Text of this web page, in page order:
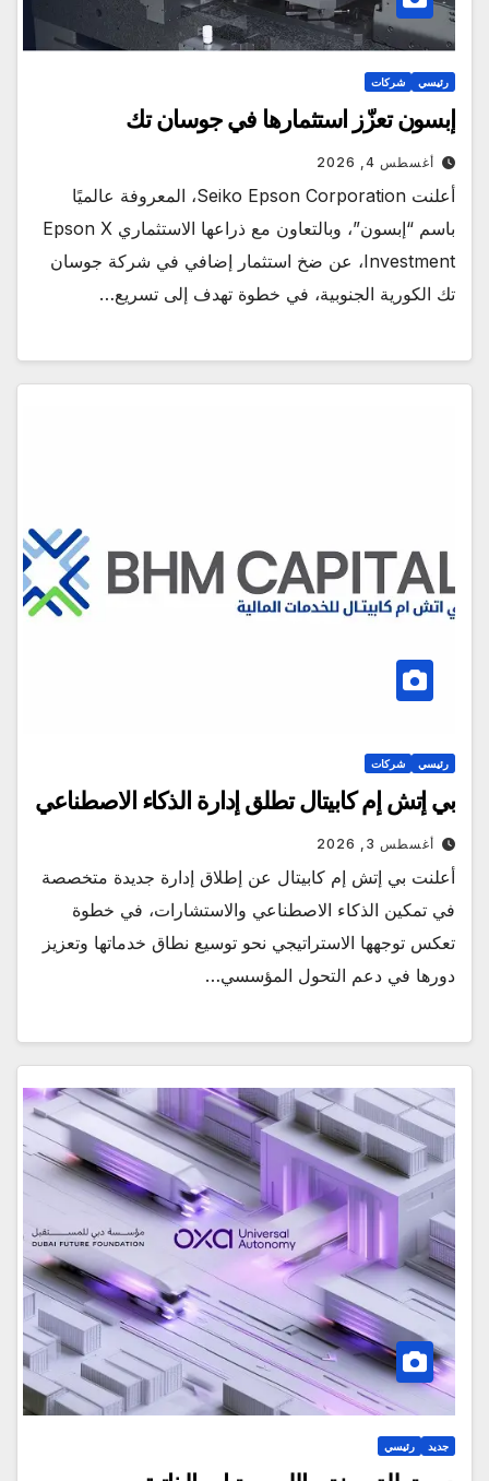
رئيسي شركات
إبسون تعزّز استثمارها في جوسان تك
أغسطس 4, 2026
أعلنت Seiko Epson Corporation، المعروفة عالميًا
باسم “إبسون”، وبالتعاون مع ذراعها الاستثماري Epson X
Investment، عن ضخ استثمار إضافي في شركة جوسان
تك الكورية الجنوبية، في خطوة تهدف إلى تسريع…
رئيسي شركات
بي إتش إم كابيتال تطلق إدارة الذكاء الاصطناعي
أغسطس 3, 2026
أعلنت بي إتش إم كابيتال عن إطلاق إدارة جديدة متخصصة
في تمكين الذكاء الاصطناعي والاستشارات، في خطوة
تعكس توجهها الاستراتيجي نحو توسيع نطاق خدماتها وتعزيز
دورها في دعم التحول المؤسسي…
جديد رئيسي